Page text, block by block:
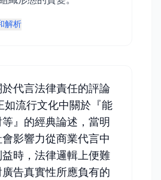
解析
代言法律責任的評論
如流行文化中關於『能
』的經典論述，當明
影響力從商業代言中
時，法律邏輯上便難
告真實性所應負有的